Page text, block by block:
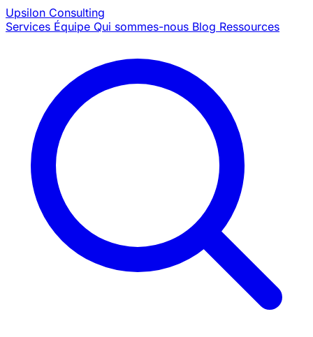
Upsilon Consulting
Services Équipe Qui sommes-nous Blog Ressources